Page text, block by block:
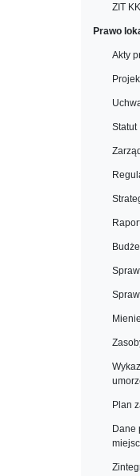
ZIT
Prawo
Akty
Statut
Plan
Dane